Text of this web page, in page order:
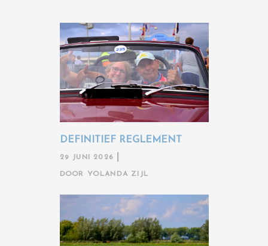
DEFINITIEF REGLEMENT
29 JUNI 2026
DOOR YOLANDA ZIJL